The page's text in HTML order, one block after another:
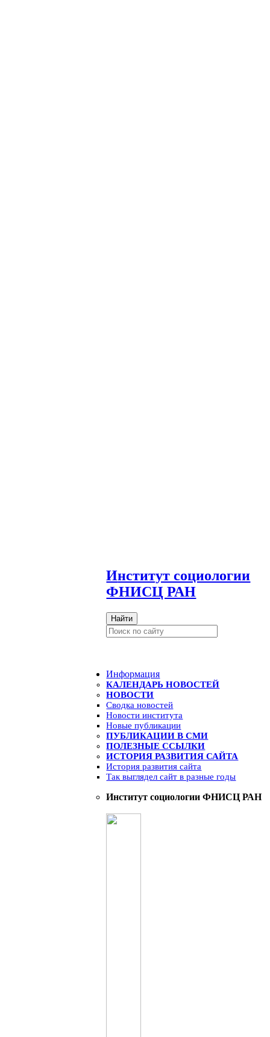
Институт социологии
ФНИСЦ РАН
Найти
Информация
КАЛЕНДАРЬ НОВОСТЕЙ
НОВОСТИ
Сводка новостей
Новости института
Новые публикации
ПУБЛИКАЦИИ В СМИ
ПОЛЕЗНЫЕ ССЫЛКИ
ИСТОРИЯ РАЗВИТИЯ САЙТА
История развития сайта
Так выглядел сайт в разные годы
Институт социологии ФНИСЦ РАН